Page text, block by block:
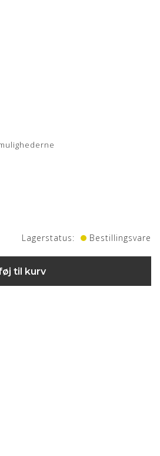
Lagerstatus: Bestillingsvare
til kurv